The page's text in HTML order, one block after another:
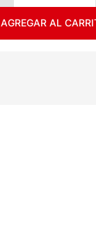
AGREGAR AL